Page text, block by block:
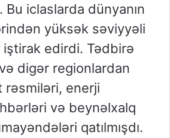
iclaslarda dünyanın
yüksək səviyyəli
edirdi. Tədbirə
digər regionlardan
rəsmiləri, enerji
və beynəlxalq
qatılmışdı.